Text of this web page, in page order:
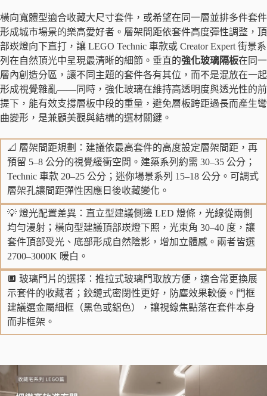
橫向寬體型適合收藏大尺寸套件，或希望在同一層並排多件套件
形成城市場景的樂高愛好者。層架間距依套件高度彈性調整，頂
部崁燈向下直打，讓 LEGO Technic 車款或 Creator Expert 街景系
列在自然頂光中呈現最清晰的細節。垂直的強化玻璃隔板在同一
層內創造分區，讓不同主題的套件各有其位，而不是混放在一起
形成視覺雜亂——同時，強化玻璃在維持高透明度與透光性的前
提下，能有效支撐層板中段的重量，避免層板跨距過長而產生彎
曲變形，是兼顧美觀與結構的選材關鍵。
📐 層架間距規劃：建議依最高套件的高度設定層架間距，再
預留 5–8 公分的視覺緩衝空間。建築系列約需 30–35 公分；
Technic 車款 20–25 公分；迷你場景系列 15–18 公分。可調式
層架孔讓間距彈性因應日後收藏變化。
💡 燈光配置差異：直立型建議側邊 LED 燈條，光線從兩側
均勻漫射；橫向型建議頂部崁燈下照，光束角 30–40 度，讓
套件頂部受光、底部形成自然陰影，增加立體感。兩者皆選
2700–3000K 暖白。
🔲 玻璃門片的選擇：推拉式玻璃門取放方便，適合常更換展
示套件的收藏者；鉸鏈式密閉性更好，防塵效果較優。門框
建議選金屬細框（黑色或鋁色），讓視線焦點落在套件本身
而非框架。